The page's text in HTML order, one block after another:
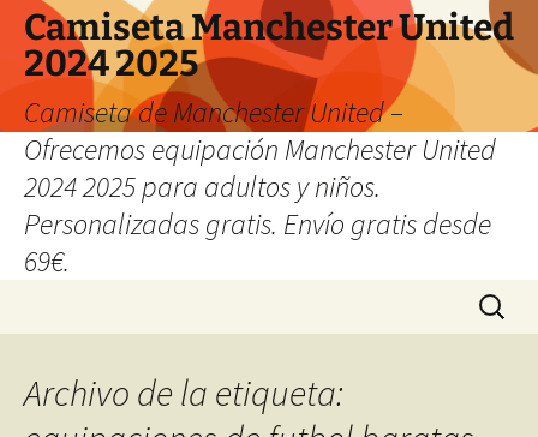
Camiseta Manchester United
2024 2025
Camiseta de Manchester United –
Ofrecemos equipación Manchester United
2024 2025 para adultos y niños.
Personalizadas gratis. Envío gratis desde
69€.
Buscar:
Archivo de la etiqueta: